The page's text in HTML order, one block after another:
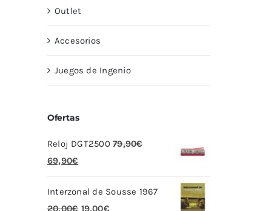
Outlet
Accesorios
Juegos de Ingenio
Ofertas
Reloj DGT2500 79,90€
El
original
69,90€
actual
Interzonal de Sousse 1967
20,00€ El
19,00€El